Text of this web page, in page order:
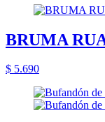
BRUMA
$ 5.690